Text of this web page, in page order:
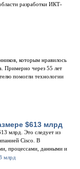
разработки ИКТ-
которым нравилось
Примерно через 55 лет
помогли технологии
$613 млрд
млрд. Это следует из
Cisco. В
процессами, данными и